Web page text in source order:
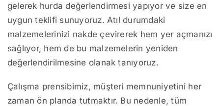
gelerek hurda değerlendirmesi yapıyor ve size en
uygun teklifi sunuyoruz. Atıl durumdaki
malzemelerinizi nakde çevirerek hem yer açmanızı
sağlıyor, hem de bu malzemelerin yeniden
değerlendirilmesine olanak tanıyoruz.
Çalışma prensibimiz, müşteri memnuniyetini her
zaman ön planda tutmaktır. Bu nedenle, tüm